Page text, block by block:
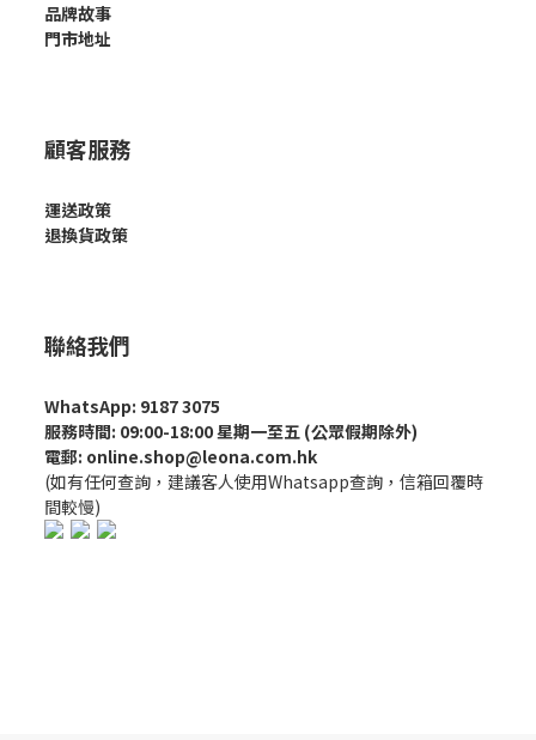
品牌故事
門市地址
顧客服務
運送政策
退換貨政策
聯絡我們
WhatsApp: 9187 3075
服務時間: 09:00-18:00 星期一至五 (公眾假期除外)
電郵: online.shop@leona.com.hk
(如有任何查詢，建議客人使用Whatsapp查詢，信箱回覆時
間較慢)